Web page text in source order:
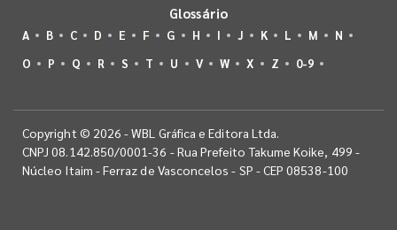
Glossário
A B C D E F G H I J K L M
N
O
P Q R S T U V W X Z 0-9
Copyright © 2026 - WBL Gráfica e Editora Ltda.
CNPJ 08.142.850/0001-36 - Rua Prefeito Takume Koike, 499 -
Núcleo Itaim - Ferraz de Vasconcelos - SP - CEP 08538-100